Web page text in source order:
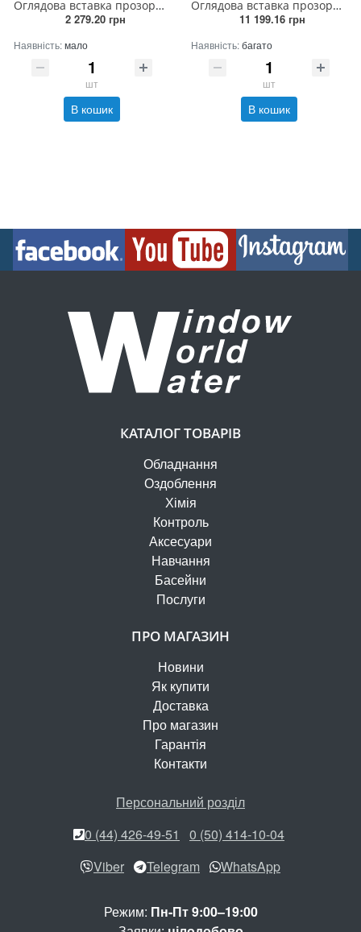
Оглядова вставка прозора 63 мм
2 279.20 грн
Наявність:мало
шт
В кошик
Оглядова вставка прозора 200 мм
11 199.16 грн
Наявність:багато
шт
В кошик
КАТАЛОГ ТОВАРІВ
Обладнання
Оздоблення
Хімія
Контроль
Аксесуари
Навчання
Басейни
Послуги
ПРО МАГАЗИН
Новини
Як купити
Доставка
Про магазин
Гарантія
Контакти
Персональний розділ
0 (44) 426-49-51
0 (50) 414-10-04
Viber
Telegram WhatsApp
Режим: Пн-Пт 9:00–19:00